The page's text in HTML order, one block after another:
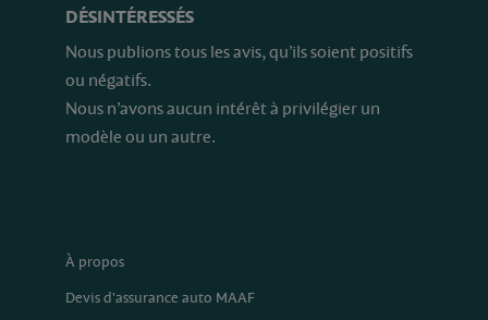
DÉSINTÉRESSÉS
Nous publions tous les avis, qu’ils soient positifs
ou négatifs.
Nous n’avons aucun intérêt à privilégier un
modèle ou un autre.
À propos
Devis d'assurance auto MAAF